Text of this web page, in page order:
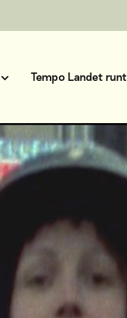
Tempo Landet runt